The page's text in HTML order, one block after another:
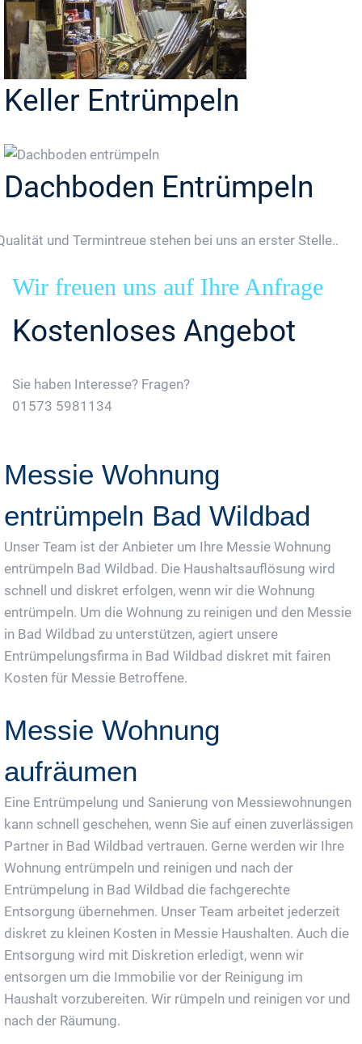
Keller Entrümpeln
Dachboden Entrümpeln
und Termintreue stehen bei uns an erster Stelle..
Wir freuen uns auf Ihre Anfrage
Kostenloses Angebot
Sie haben Interesse? Fragen?
01573 5981134
Messie Wohnung
entrümpeln Bad Wildbad
Unser Team ist der Anbieter um Ihre Messie Wohnung
entrümpeln Bad Wildbad. Die Haushaltsauflösung wird
schnell und diskret erfolgen, wenn wir die Wohnung
entrümpeln. Um die Wohnung zu reinigen und den Messie
in Bad Wildbad zu unterstützen, agiert unsere
Entrümpelungsfirma in Bad Wildbad diskret mit fairen
Kosten für Messie Betroffene.
Messie Wohnung
aufräumen
Eine Entrümpelung und Sanierung von Messiewohnungen
kann schnell geschehen, wenn Sie auf einen zuverlässigen
Partner in Bad Wildbad vertrauen. Gerne werden wir Ihre
Wohnung entrümpeln und reinigen und nach der
Entrümpelung in Bad Wildbad die fachgerechte
Entsorgung übernehmen. Unser Team arbeitet jederzeit
diskret zu kleinen Kosten in Messie Haushalten. Auch die
Entsorgung wird mit Diskretion erledigt, wenn wir
entsorgen um die Immobilie vor der Reinigung im
Haushalt vorzubereiten. Wir rümpeln und reinigen vor und
nach der Räumung.